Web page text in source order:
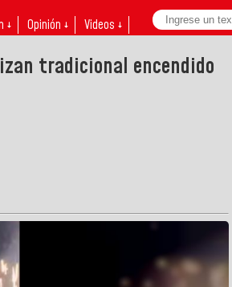
↓ Opinión ↓ Videos ↓
tradicional encendido